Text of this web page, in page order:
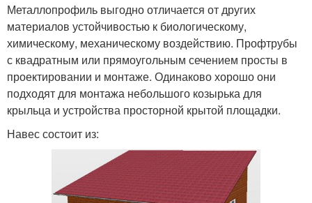
Металлопрофиль выгодно отличается от других
материалов устойчивостью к биологическому,
химическому, механическому воздействию. Профтрубы
с квадратным или прямоугольным сечением просты в
проектировании и монтаже. Одинаково хорошо они
подходят для монтажа небольшого козырька для
крыльца и устройства просторной крытой площадки.
Навес состоит из: